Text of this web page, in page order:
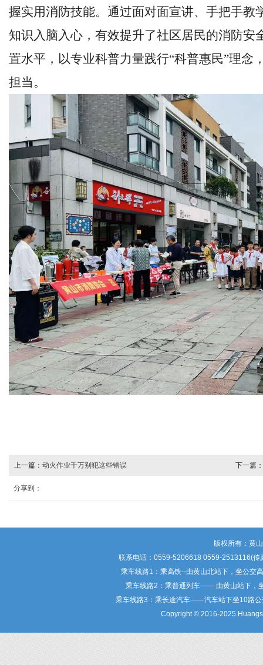
握实用消防技能。通过面对面宣讲、手把手教
知识入脑入心，有效提升了社区居民的消防安
置水平，以专业科普力量践行“科普惠民”理念
担当。
上一篇： 动火作业千万别犯这些错误 下一篇：
分享到：
版权所有：
联系电话：0559-5206618 0559-2513116(
乘车线路1：乘高铁--由黄山北站下，坐公交
乘车线路2：乘普通列车—— 由黄山站下，
乘车线路3：乘长途汽车——汽车站下坐10路公
Copyright © 2016-2025